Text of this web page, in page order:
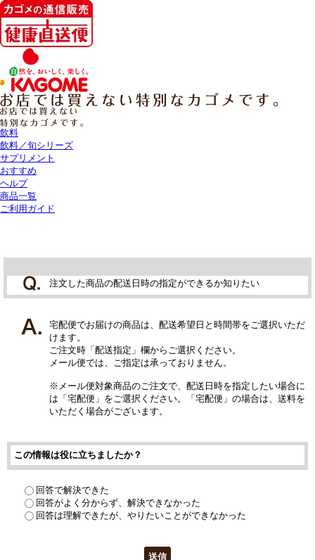
飲料
飲料／旬シリーズ
サプリメント
おすすめ
ヘルプ
商品一覧
ご利用ガイド
注文した商品の配送日時の指定ができるか知りたい
宅配便でお届けの商品は、配送希望日と時間帯をご選択いただ
けます。
ご注文時「配送指定」欄からご選択ください。
メール便では、ご指定は承っておりません。
※メール便対象商品のご注文で、配送日時を指定したい場合に
は「宅配便」をご選択ください。「宅配便」の場合は、送料を
いただく場合がございます。
この情報は役に立ちましたか？
回答で解決できた
回答がよく分からず、解決できなかった
回答は理解できたが、やりたいことができなかった